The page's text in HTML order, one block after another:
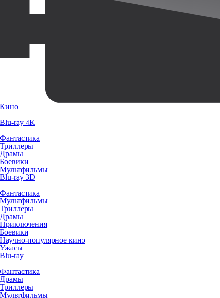
Кино
Blu-ray 4K
Фантастика
Триллеры
Драмы
Боевики
Мультфильмы
Blu-ray 3D
Фантастика
Мультфильмы
Триллеры
Драмы
Приключения
Боевики
Научно-популярное кино
Ужасы
Blu-ray
Фантастика
Драмы
Триллеры
Мультфильмы